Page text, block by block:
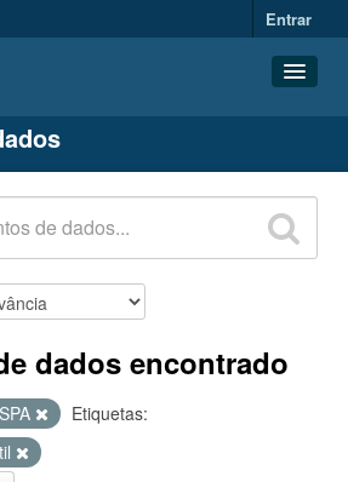
Entrar
dados encontrado
Etiquetas: